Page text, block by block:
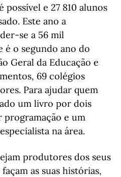
possível e 27 810 alunos
Este ano a
se a 56 mil
é o segundo ano do
Geral da Educação e
69 colégios
Para ajudar quem
um livro por dois
programação e um
na área.
produtores dos seus
as suas histórias,